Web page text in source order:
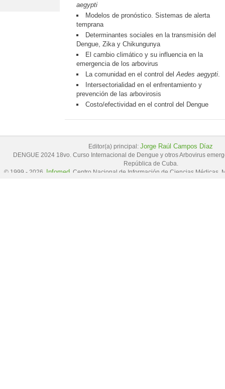
aegypti
Modelos de pronóstico. Sistemas de alerta
temprana
Determinantes sociales en la transmisión del
Dengue, Zika y Chikungunya
El cambio climático y su influencia en la
emergencia de los arbovirus
La comunidad en el control delAedes aegypti.
Intersectorialidad en el enfrentamiento y
prevención de las arbovirosis
Costo/efectividad en el control del Dengue
Editor(a) principal: Jorge Raúl Campos Díaz
DENGUE 2024 18vo. Curso Internacional de Dengue y otros Arbovirus
República de Cuba.
© 1999 - 2026, Infomed, Centro Nacional de Información de Ciencias Médicas,